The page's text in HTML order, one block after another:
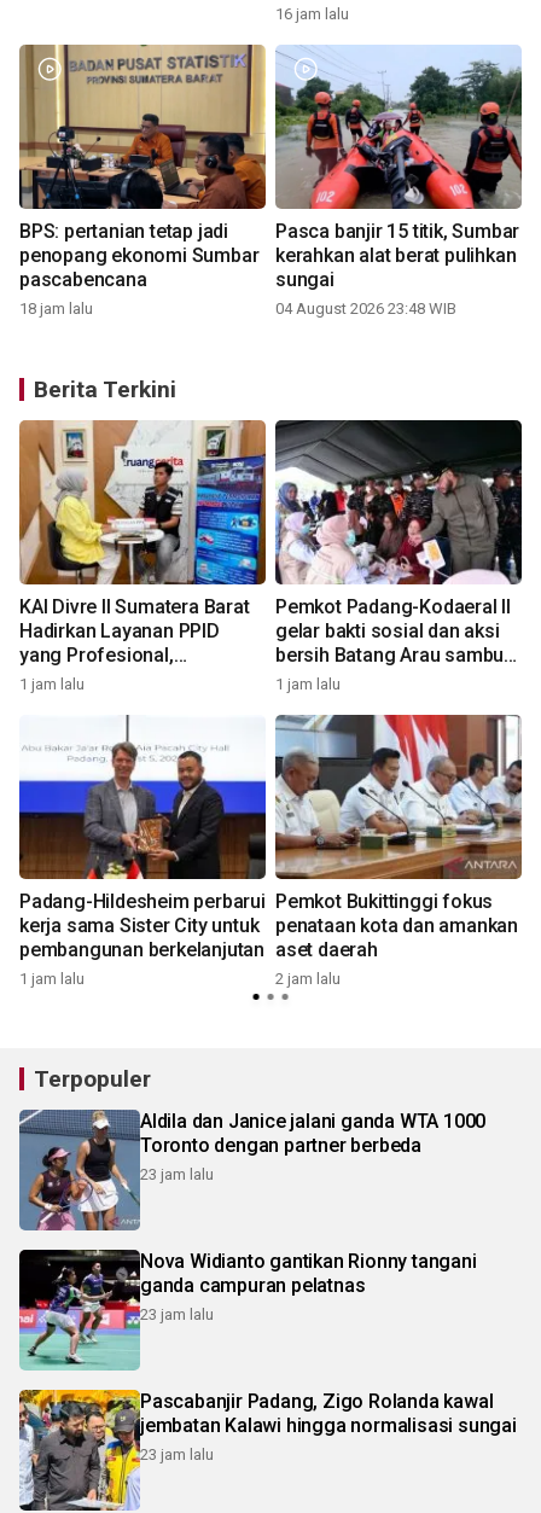
16 jam lalu
BPS: pertanian tetap jadi
penopang ekonomi Sumbar
pascabencana
18 jam lalu
Pasca banjir 15 titik, Sumbar
kerahkan alat berat pulihkan
sungai
04 August 2026 23:48 WIB
Berita Terkini
KAI Divre II Sumatera Barat
Hadirkan Layanan PPID
yang Profesional,
Transparan, dan Inklusif
1 jam lalu
Pemkot Padang-Kodaeral II
gelar bakti sosial dan aksi
bersih Batang Arau sambut
HJK ke-357
1 jam lalu
Padang-Hildesheim perbarui
kerja sama Sister City untuk
pembangunan berkelanjutan
1 jam lalu
Pemkot Bukittinggi fokus
penataan kota dan amankan
aset daerah
2 jam lalu
Terpopuler
Aldila dan Janice jalani ganda WTA 1000
Toronto dengan partner berbeda
23 jam lalu
Nova Widianto gantikan Rionny tangani
ganda campuran pelatnas
23 jam lalu
Pascabanjir Padang, Zigo Rolanda kawal
jembatan Kalawi hingga normalisasi sungai
23 jam lalu